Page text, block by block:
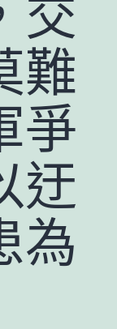
交
難
爭
迂
為